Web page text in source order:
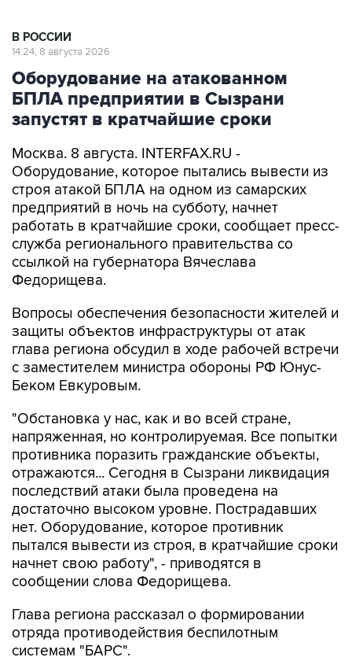
В РОССИИ
14:24, 8 августа 2026
Оборудование на атакованном
БПЛА предприятии в Сызрани
запустят в кратчайшие сроки
Москва. 8 августа. INTERFAX.RU -
Оборудование, которое пытались вывести из
строя атакой БПЛА на одном из самарских
предприятий в ночь на субботу, начнет
работать в кратчайшие сроки, сообщает пресс-
служба регионального правительства со
ссылкой на губернатора Вячеслава
Федорищева.
Вопросы обеспечения безопасности жителей и
защиты объектов инфраструктуры от атак
глава региона обсудил в ходе рабочей встречи
с заместителем министра обороны РФ Юнус-
Беком Евкуровым.
"Обстановка у нас, как и во всей стране,
напряженная, но контролируемая. Все попытки
противника поразить гражданские объекты,
отражаются... Сегодня в Сызрани ликвидация
последствий атаки была проведена на
достаточно высоком уровне. Пострадавших
нет. Оборудование, которое противник
пытался вывести из строя, в кратчайшие сроки
начнет свою работу", - приводятся в
сообщении слова Федорищева.
Глава региона рассказал о формировании
отряда противодействия беспилотным
системам "БАРС".